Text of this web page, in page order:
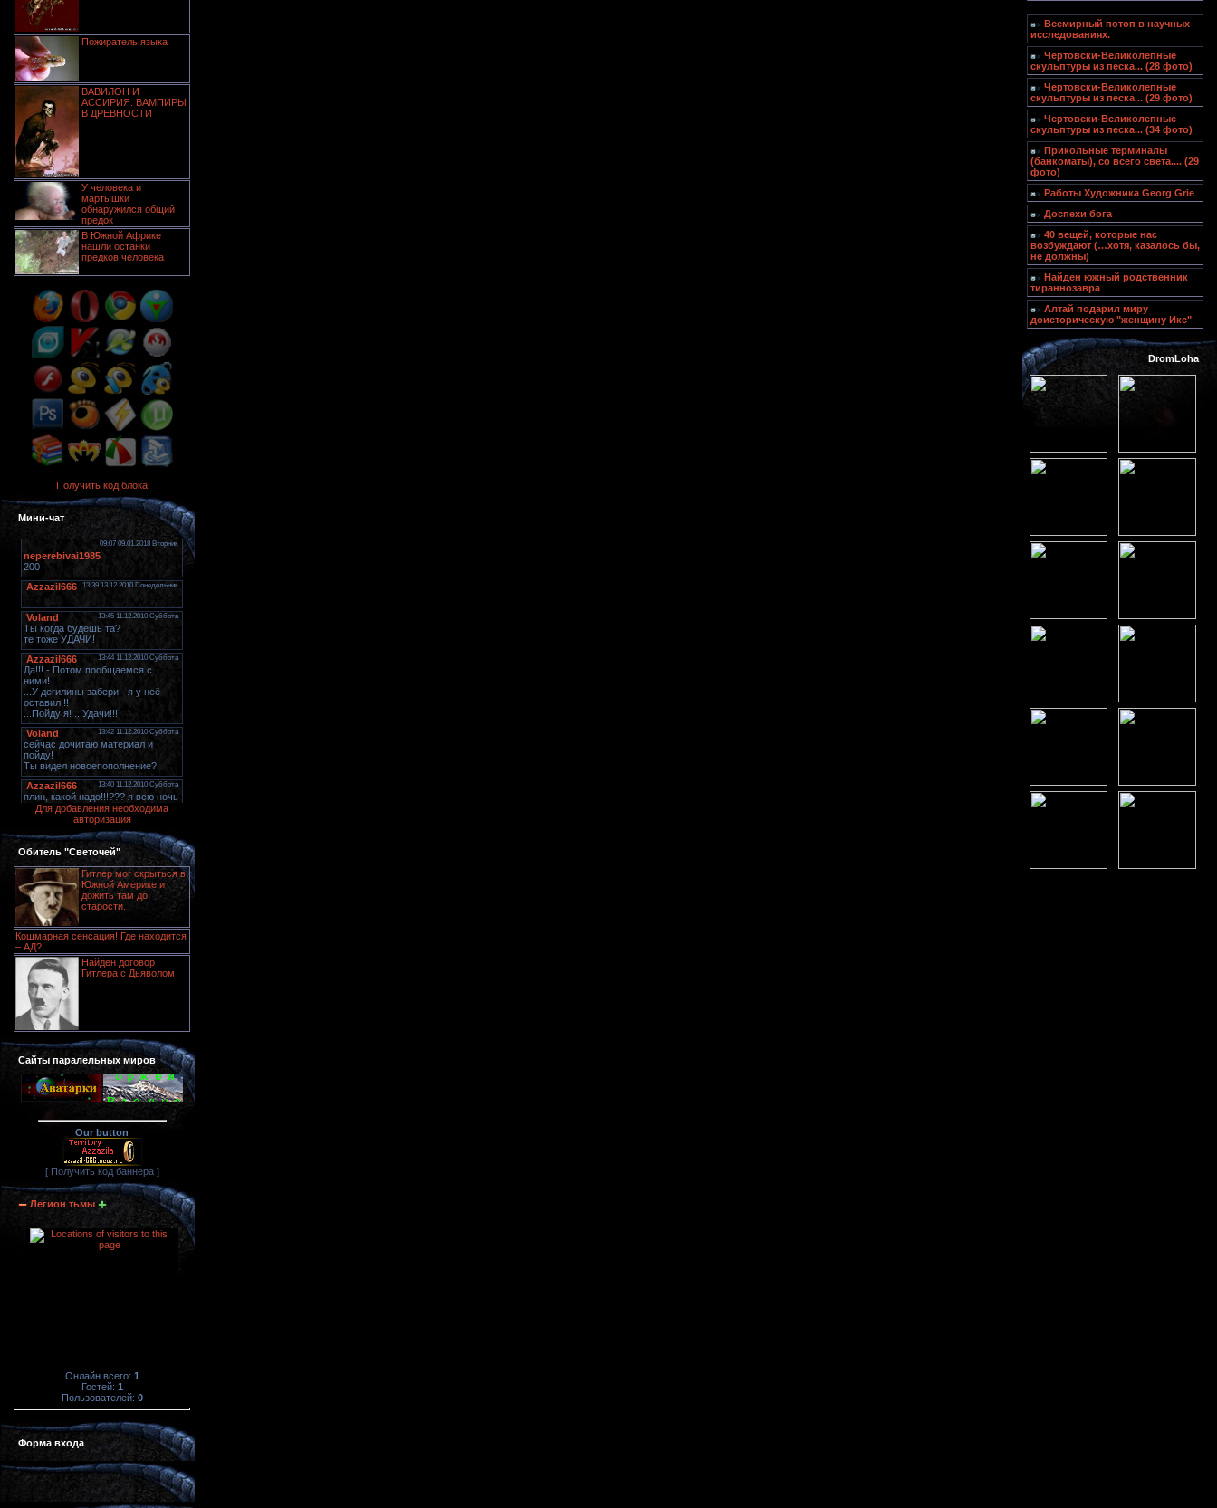
Пожиратель языка
ВАВИЛОН И
АССИРИЯ. ВАМПИРЫ
В ДРЕВНОСТИ
У человека и
мартышки
обнаружился общий
предок
В Южной Африке
нашли останки
предков человека
Получить код блока
Мини-чат
Для добавления необходима
авторизация
Обитель "Светочей"
Гитлер мог скрыться в
Южной Америке и
дожить там до
старости.
Кошмарная сенсация! Где находится
– АД?!
Найден договор
Гитлера с Дьяволом
Сайты паралельных миров
Our button
[ Получить код баннера ]
Легион тьмы
Онлайн всего: 1
Гостей: 1
Пользователей: 0
Форма входа
Всемирный потоп в научных
исследованиях.
Чертовски-Великолепные
скульптуры из песка... (28 фото)
Чертовски-Великолепные
скульптуры из песка... (29 фото)
Чертовски-Великолепные
скульптуры из песка... (34 фото)
Прикольные терминалы
(банкоматы), со всего света.... (29
фото)
Работы Художника Georg Grie
Доспехи бога
40 вещей, которые нас
возбуждают (…хотя, казалось бы,
не должны)
Найден южный родственник
тираннозавра
Алтай подарил миру
доисторическую "женщину Икс"
DromLoha